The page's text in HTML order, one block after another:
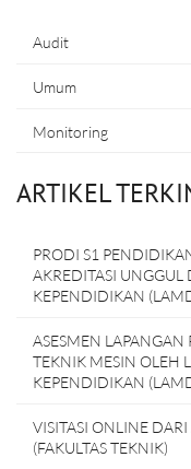
Audit
Umum
Monitoring
ARTIKEL
PRODI S1
AKREDITASI
KEPENDIDIKAN
ASESMEN
TEKNIK MESIN OLEH
KEPENDIDIKAN
VISITASI ONLINE
(FAKULTAS TEKNIK)